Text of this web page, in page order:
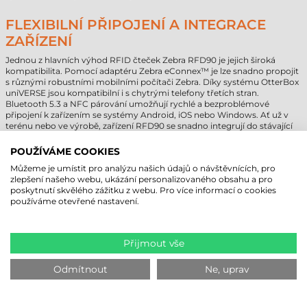
FLEXIBILNÍ PŘIPOJENÍ A INTEGRACE
ZAŘÍZENÍ
Jednou z hlavních výhod RFID čteček Zebra RFD90 je jejich široká
kompatibilita. Pomocí adaptéru Zebra eConnex™ je lze snadno propojit
s různými robustními mobilními počítači Zebra. Díky systému OtterBox
uniVERSE jsou kompatibilní i s chytrými telefony třetích stran.
Bluetooth 5.3 a NFC párování umožňují rychlé a bezproblémové
připojení k zařízením se systémy Android, iOS nebo Windows. Ať už v
terénu nebo ve výrobě, zařízení RFD90 se snadno integrují do stávající
JEDNODUCHÁ SPRÁVA ZAŘÍZENÍ A
BUDOUCÍ PŘIPRAVENOST
Vestavěné připojení Wi-Fi 6 umožňuje over-the-air (OTA) aktualizace a
výrazně snižuje nároky na IT podporu a údržbu. Konfigurace, testování a
aktualizace firmwaru je snadná díky aplikacím Zebra 123RFID Mobile a
123RFID Desktop, a to prostřednictvím Bluetooth nebo USB. SDK
balíčky navazují na stávající RFID řešení Zebra, což umožňuje rychlé
nasazení nových zařízení i bez rozsáhlých úprav softwaru.
POUŽÍVÁME COOKIES
Můžeme je umístit pro analýzu našich údajů o návštěvnících, pro
zlepšení našeho webu, ukázání personalizovaného obsahu a pro
poskytnutí skvělého zážitku z webu. Pro více informací o cookies
používáme otevřené nastavení.
Přijmout vše
Odmítnout Ne, uprav